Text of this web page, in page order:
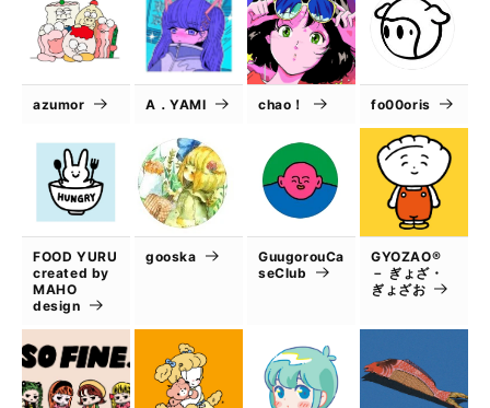
azumor A．YAMI chao！ fo00oris
FOOD YURU
created by
MAHO
design
gooska
GuugorouCa
seClub
GYOZAO®
－ ぎょざ・
ぎょざお